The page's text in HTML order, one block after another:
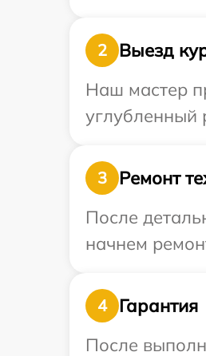
2
Выезд
Наш мастер
углубленный
3
Ремонт
После
начнем
4
Гарантия
После